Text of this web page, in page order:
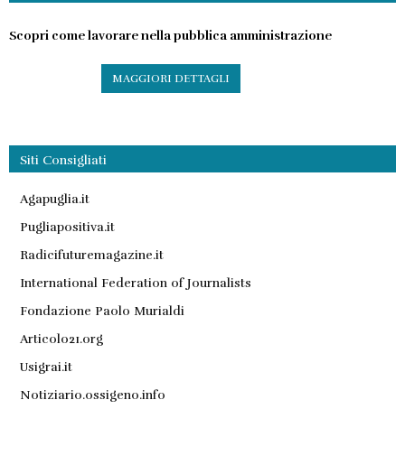
Scopri come lavorare nella pubblica amministrazione
MAGGIORI DETTAGLI
Siti Consigliati
Agapuglia.it
Pugliapositiva.it
Radicifuturemagazine.it
International Federation of Journalists
Fondazione Paolo Murialdi
Articolo21.org
Usigrai.it
Notiziario.ossigeno.info